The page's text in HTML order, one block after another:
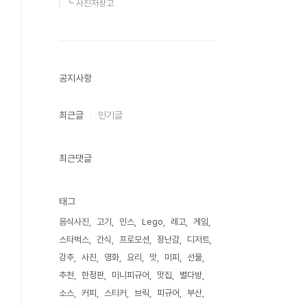
┗ 사진저장고
공지사항
최근글 인기글
최근댓글
태그
음식사진 고기 인스 Lego 레고
게임
스타벅스
간식 프로모션 장난감
디저트
강추
사진 영화 요리 맛 미피
선물
추천
한정판 미니피규어 맛집
별다방
소스
커피 스티커 브릭 피규어
부산